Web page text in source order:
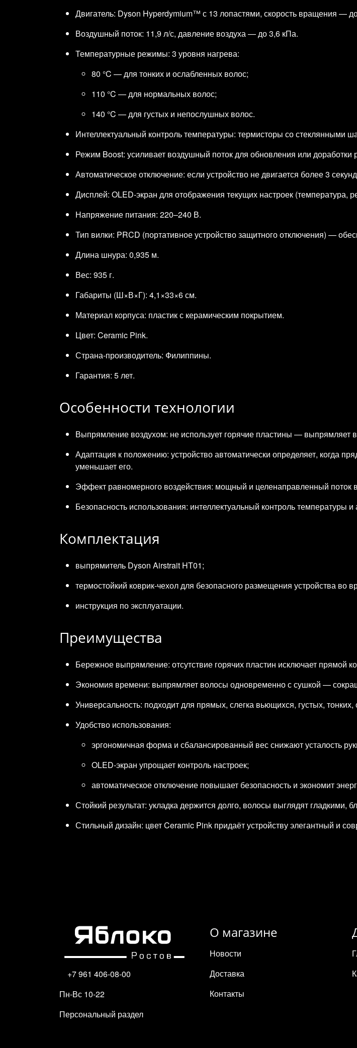
Двигатель: Dyson Hyperdymium™ с 13 лопастями, скорость вращения —
Воздушный поток: 11,9 л/с, давление воздуха — до 3,6 кПа.
Температурные режимы: 3 уровня нагрева:
80 °C — для тонких и ослабленных волос;
110 °C — для нормальных волос;
140 °C — для густых и непослушных волос.
Интеллектуальный контроль температуры: термисторы со стеклянными
Режим Boost: усиливает воздушный поток для обновления или доработки
Автоматическое отключение: если устройство не двигается более 3
Дисплей: OLED‑экран для отображения текущих настроек (температура,
Напряжение питания: 220–240 В.
Тип вилки: PRCD (портативное устройство защитного отключения) —
Длина шнура: 0,935 м.
Вес: 935 г.
Габариты (Ш×В×Г): 4,1×33×6 см.
Материал корпуса: пластик с керамическим покрытием.
Цвет: Ceramic Pink.
Страна‑производитель: Филиппины.
Гарантия: 5 лет.
Особенности технологии
Выпрямление воздухом: не использует горячие пластины —
Адаптация к положению: устройство автоматически определяет, когда
уменьшает его.
Эффект равномерного воздействия: мощный и целенаправленный поток
Безопасность использования: интеллектуальный контроль
Комплектация
выпрямитель Dyson Airstrait HT01;
термостойкий коврик‑чехол для безопасного размещения устройства во
инструкция по эксплуатации.
Преимущества
Бережное выпрямление: отсутствие горячих пластин исключает прямой
Экономия времени: выпрямляет волосы одновременно с сушкой —
Универсальность: подходит для прямых, слегка вьющихся, густых,
Удобство использования:
эргономичная форма и сбалансированный вес снижают усталость
OLED‑экран упрощает контроль настроек;
автоматическое отключение повышает безопасность и экономит
Стойкий результат: укладка держится долго, волосы выглядят гладкими,
Стильный дизайн: цвет Ceramic Pink придаёт устройству элегантный и
О магазине
Новости
Доставка
Контакты
+7 961 406-08-00
Пн-Вс 10-22
Персональный раздел